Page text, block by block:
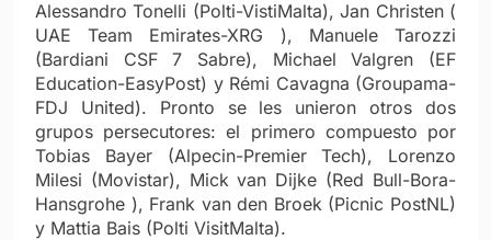
Alessandro Tonelli (Polti-VistiMalta), Jan Christen (
UAE Team Emirates-XRG ), Manuele Tarozzi
(Bardiani CSF 7 Sabre), Michael Valgren (EF
Education-EasyPost) y Rémi Cavagna (Groupama-
FDJ United). Pronto se les unieron otros dos
grupos persecutores: el primero compuesto por
Tobias Bayer (Alpecin-Premier Tech), Lorenzo
Milesi (Movistar), Mick van Dijke (Red Bull-Bora-
Hansgrohe ), Frank van den Broek (Picnic PostNL)
y Mattia Bais (Polti VisitMalta).